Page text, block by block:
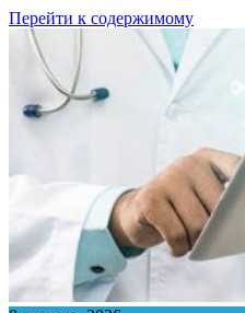
Перейти к содержимому